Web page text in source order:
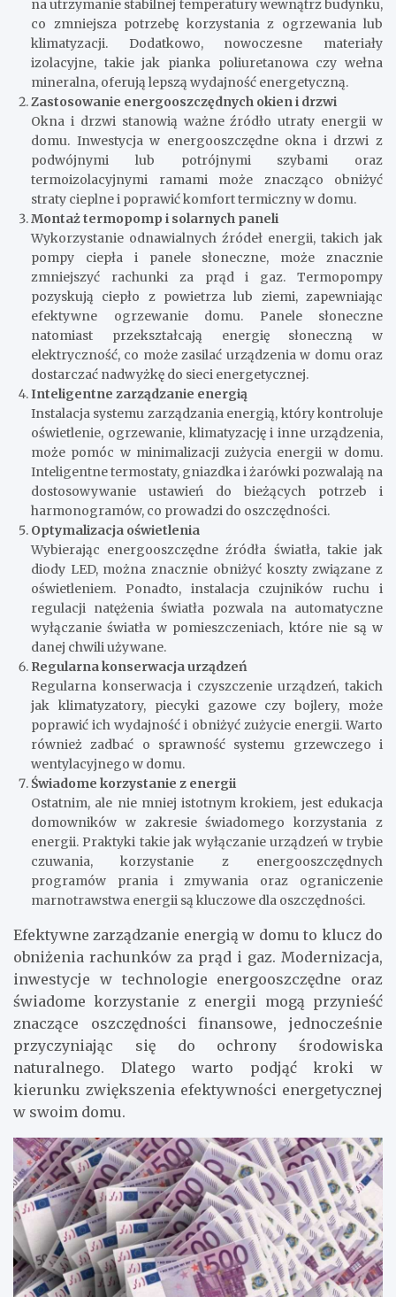
na utrzymanie stabilnej temperatury wewnątrz budynku,
co zmniejsza potrzebę korzystania z ogrzewania lub
klimatyzacji. Dodatkowo, nowoczesne materiały
izolacyjne, takie jak pianka poliuretanowa czy wełna
mineralna, oferują lepszą wydajność energetyczną.
Zastosowanie energooszczędnych okien i drzwi
Okna i drzwi stanowią ważne źródło utraty energii w
domu. Inwestycja w energooszczędne okna i drzwi z
podwójnymi lub potrójnymi szybami oraz
termoizolacyjnymi ramami może znacząco obniżyć
straty cieplne i poprawić komfort termiczny w domu.
Montaż termopomp i solarnych paneli
Wykorzystanie odnawialnych źródeł energii, takich jak
pompy ciepła i panele słoneczne, może znacznie
zmniejszyć rachunki za prąd i gaz. Termopompy
pozyskują ciepło z powietrza lub ziemi, zapewniając
efektywne ogrzewanie domu. Panele słoneczne
natomiast przekształcają energię słoneczną w
elektryczność, co może zasilać urządzenia w domu oraz
dostarczać nadwyżkę do sieci energetycznej.
Inteligentne zarządzanie energią
Instalacja systemu zarządzania energią, który kontroluje
oświetlenie, ogrzewanie, klimatyzację i inne urządzenia,
może pomóc w minimalizacji zużycia energii w domu.
Inteligentne termostaty, gniazdka i żarówki pozwalają na
dostosowywanie ustawień do bieżących potrzeb i
harmonogramów, co prowadzi do oszczędności.
Optymalizacja oświetlenia
Wybierając energooszczędne źródła światła, takie jak
diody LED, można znacznie obniżyć koszty związane z
oświetleniem. Ponadto, instalacja czujników ruchu i
regulacji natężenia światła pozwala na automatyczne
wyłączanie światła w pomieszczeniach, które nie są w
danej chwili używane.
Regularna konserwacja urządzeń
Regularna konserwacja i czyszczenie urządzeń, takich
jak klimatyzatory, piecyki gazowe czy bojlery, może
poprawić ich wydajność i obniżyć zużycie energii. Warto
również zadbać o sprawność systemu grzewczego i
wentylacyjnego w domu.
Świadome korzystanie z energii
Ostatnim, ale nie mniej istotnym krokiem, jest edukacja
domowników w zakresie świadomego korzystania z
energii. Praktyki takie jak wyłączanie urządzeń w trybie
czuwania, korzystanie z energooszczędnych
programów prania i zmywania oraz ograniczenie
marnotrawstwa energii są kluczowe dla oszczędności.
Efektywne zarządzanie energią w domu to klucz do
obniżenia rachunków za prąd i gaz. Modernizacja,
inwestycje w technologie energooszczędne oraz
świadome korzystanie z energii mogą przynieść
znaczące oszczędności finansowe, jednocześnie
przyczyniając się do ochrony środowiska
naturalnego. Dlatego warto podjąć kroki w
kierunku zwiększenia efektywności energetycznej
w swoim domu.